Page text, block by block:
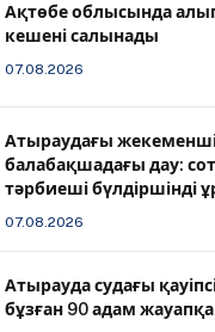
Ақтөбе облысында
кешені салынады
07.08.2026
Атыраудағы
балабақшадағы дау:
тәрбиеші бүлдіршінді
07.08.2026
Атырауда судағы
бұзған 90 адам